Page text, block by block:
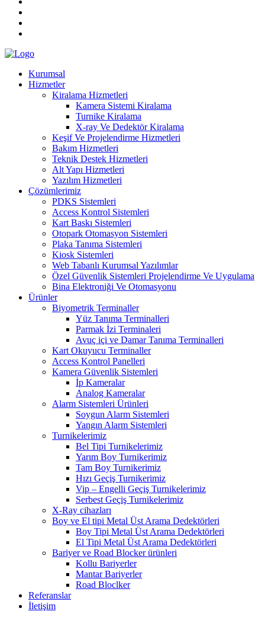
Kurumsal
Hizmetler
Kiralama Hizmetleri
Kamera Sistemi Kiralama
Turnike Kiralama
X-ray Ve Dedektör Kiralama
Keşif Ve Projelendirme Hizmetleri
Bakım Hizmetleri
Teknik Destek Hizmetleri
Alt Yapı Hizmetleri
Yazılım Hizmetleri
Çözümlerimiz
PDKS Sistemleri
Access Kontrol Sistemleri
Kart Baskı Sistemleri
Otopark Otomasyon Sistemleri
Plaka Tanıma Sistemleri
Kiosk Sistemleri
Web Tabanlı Kurumsal Yazılımlar
Özel Güvenlik Sistemleri Projelendirme Ve Uygulama
Bina Elektroniği Ve Otomasyonu
Ürünler
Biyometrik Terminaller
Yüz Tanıma Terminalleri
Parmak İzi Terminaleri
Avuç içi ve Damar Tanıma Terminalleri
Kart Okuyucu Terminaller
Access Kontrol Panelleri
Kamera Güvenlik Sistemleri
İp Kameralar
Analog Kameralar
Alarm Sistemleri Ürünleri
Soygun Alarm Sistemleri
Yangın Alarm Sistemleri
Turnikelerimiz
Bel Tipi Turnikelerimiz
Yarım Boy Turnikerimiz
Tam Boy Turnikerimiz
Hızı Geçiş Turnikerimiz
Vip – Engelli Geçiş Turnikelerimiz
Serbest Geçiş Turnikelerimiz
X-Ray cihazları
Boy ve El tipi Metal Üst Arama Dedektörleri
Boy Tipi Metal Üst Arama Dedektörleri
El Tipi Metal Üst Arama Dedektörleri
Bariyer ve Road Blocker ürünleri
Kollu Bariyerler
Mantar Bariyerler
Road Bloclker
Referanslar
İletişim